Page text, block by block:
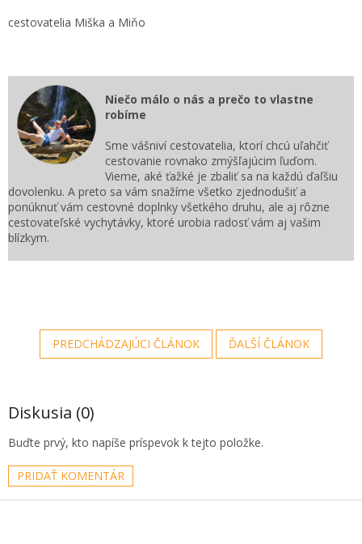
cestovatelia Miška a Miňo
Niečo málo o nás a prečo to vlastne
robíme
Sme vášniví cestovatelia, ktorí chcú uľahčiť
cestovanie rovnako zmýšľajúcim ľuďom.
Vieme, aké ťažké je zbaliť sa na každú ďaľšiu
dovolenku. A preto sa vám snažíme všetko zjednodušiť a
ponúknuť vám cestovné doplnky všetkého druhu, ale aj rôzne
cestovateľské vychytávky, ktoré urobia radosť vám aj vašim
blízkym.
PREDCHÁDZAJÚCI ČLÁNOK ĎALŠÍ ČLÁNOK
Diskusia (0)
Buďte prvý, kto napíše príspevok k tejto položke.
PRIDAŤ KOMENTÁR
Z